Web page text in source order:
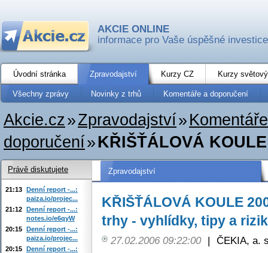
AKCIE ONLINE
informace pro Vaše úspěšné investice
Úvodní stránka Zpravodajství Kurzy CZ Kurzy
Všechny zprávy Novinky z trhů Komentáře a doporučení
Akcie.cz»Zpravodajství»
doporučení»KŘIŠŤÁLOVÁ
Zpravodajství
KŘIŠŤÁLOVÁ KOULE
trhy - vyhlídky, tipy a
27.02.2006 09:22:00 | ČEKIA, a.
Právě diskutujete
21:13 Denní report -...:
paiza.io/projec...
21:12 Denní report -...:
notes.io/e6qyW
20:15 Denní report -...:
paiza.io/projec...
20:15 Denní report -...: